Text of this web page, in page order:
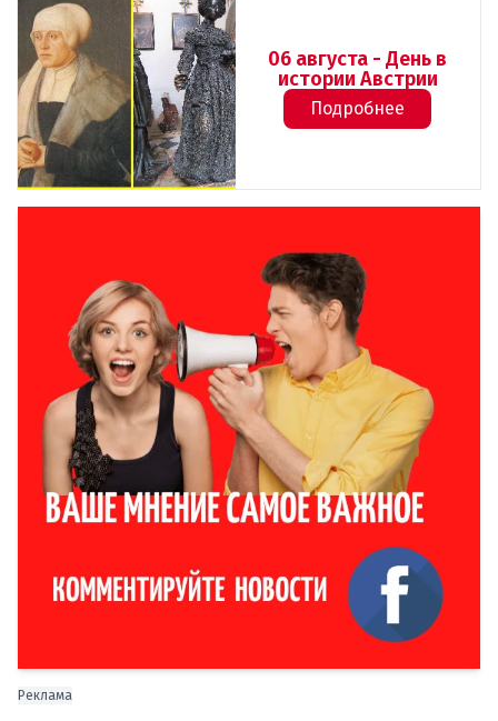
06 августа - День в
истории Австрии
Подробнее
Реклама